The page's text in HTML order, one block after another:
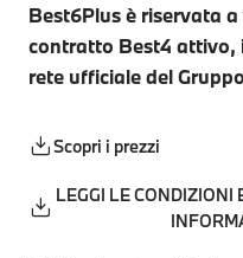
Best6Plus è riservata
contratto Best4 attivo,
rete ufficiale del
Scopri i prezzi
LEGGI LE CONDIZIONI